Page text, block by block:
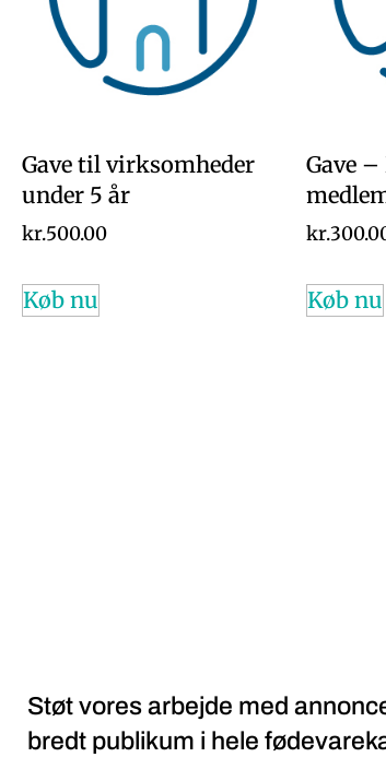
Gave til virksomheder
under 5 år
kr.500.00
Køb nu
Gave
kr.
Køb nu
Støt vores arbejde med
bredt publikum i hele